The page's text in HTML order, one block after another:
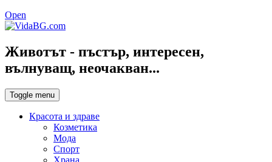
Open
Животът - пъстър, интересен,
вълнуващ, неочакван...
Toggle menu
Красота и здраве
Козметика
Мода
Спорт
Храна